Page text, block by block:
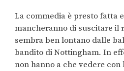
La commedia è presto fatta
mancheranno di suscitare il
sembra ben lontano dalle
bandito di Nottingham. In
non hanno a che vedere